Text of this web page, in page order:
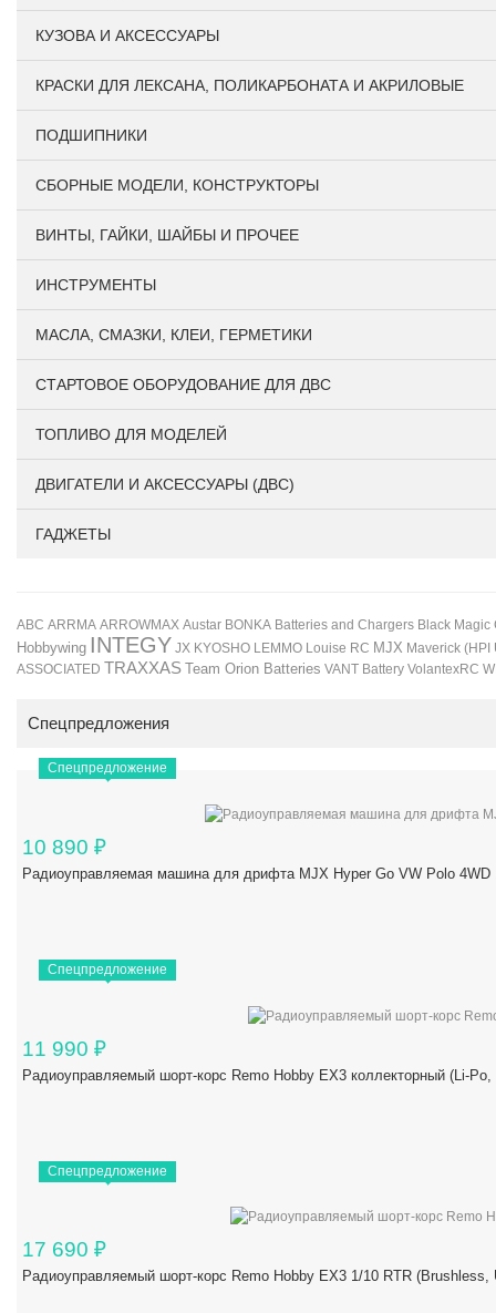
КУЗОВА И АКСЕССУАРЫ
КРАСКИ ДЛЯ ЛЕКСАНА, ПОЛИКАРБОНАТА И АКРИЛОВЫЕ
ПОДШИПНИКИ
CБОРНЫЕ МОДЕЛИ, КОНСТРУКТОРЫ
ВИНТЫ, ГАЙКИ, ШАЙБЫ И ПРОЧЕЕ
ИНСТРУМЕНТЫ
МАСЛА, СМАЗКИ, КЛЕИ, ГЕРМЕТИКИ
СТАРТОВОЕ ОБОРУДОВАНИЕ ДЛЯ ДВС
ТОПЛИВО ДЛЯ МОДЕЛЕЙ
ДВИГАТЕЛИ И АКСЕССУАРЫ (ДВС)
ГАДЖЕТЫ
ABC ARRMA ARROWMAX Austar BONKA Batteries and Chargers Black Magic
Hobbywing INTEGY JX KYOSHO LEMMO Louise RC MJX Maverick (HPI
ASSOCIATED TRAXXAS Team Orion Batteries VANT Battery VolantexRC
Спецпредложения
Спецпредложение
10 890 ₽
Радиоуправляемая машина для дрифта MJX Hyper Go VW Polo
Спецпредложение
11 990 ₽
Радиоуправляемый шорт-корс Remo Hobby EX3 коллекторный (Li-
Спецпредложение
17 690 ₽
Радиоуправляемый шорт-корс Remo Hobby EX3 1/10 RTR